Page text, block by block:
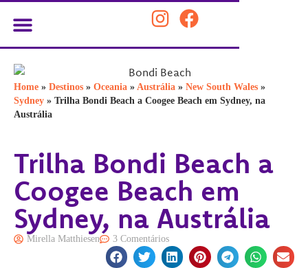
Home » Destinos » Oceania » Austrália » New South Wales »
Sydney » Trilha Bondi Beach a Coogee Beach em Sydney, na
Austrália
Trilha Bondi Beach a
Coogee Beach em
Sydney, na Austrália
Mirella Matthiesen 3 Comentários